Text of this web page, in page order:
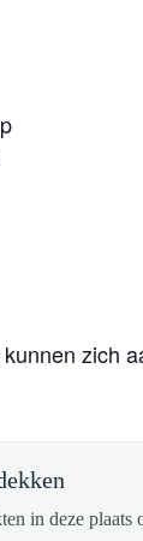
zich
in deze